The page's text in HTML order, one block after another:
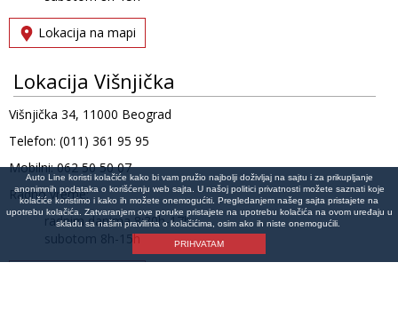
Lokacija na mapi
Lokacija Višnjička
Višnjička 34, 11000 Beograd
Telefon: (011) 361 95 95
Mobilni: 062 50 50 07
Radno vreme:
radnim danima 8:30h-17h
subotom 8h-15h
Auto Line koristi kolačiće kako bi vam pružio najbolji doživljaj na sajtu i za prikupljanje
anonimnih podataka o korišćenju web sajta. U našoj politici privatnosti možete saznati koje
kolačiće koristimo i kako ih možete onemogućiti. Pregledanjem našeg sajta pristajete na
upotrebu kolačića. Zatvaranjem ove poruke pristajete na upotrebu kolačića na ovom uređaju u
skladu sa našim pravilima o kolačićima, osim ako ih niste onemogućili.
PRIHVATAM